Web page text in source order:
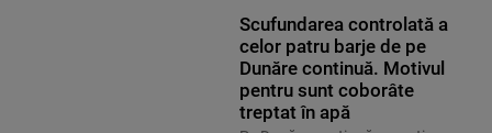
Scufundarea controlată a
celor patru barje de pe
Dunăre continuă. Motivul
pentru sunt coborâte
treptat în apă